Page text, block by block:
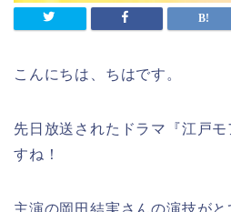
こんにちは、ちはです。
先日放送されたドラマ『江戸
すね！